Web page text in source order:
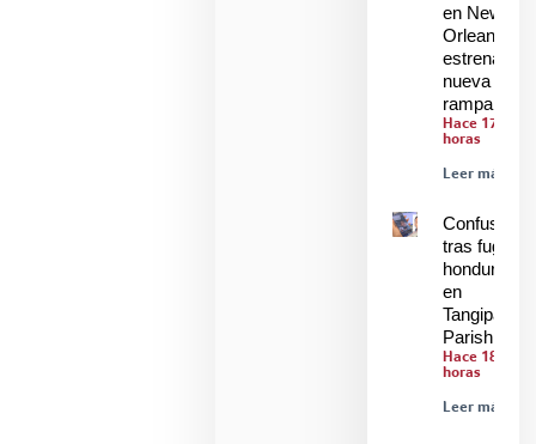
en New
Orleans
estrenan
nueva
rampa
Hace 17
horas
Leer más »
Confusión
tras fuga de
hondureños
en
Tangipahoa
Parish
Hace 18
horas
Leer más »